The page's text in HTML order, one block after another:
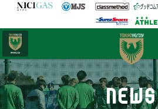
NEWS